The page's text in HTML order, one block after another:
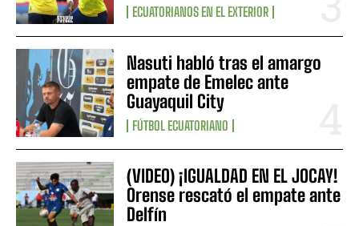
ECUATORIANOS EN EL EXTERIOR
Nasuti habló tras el amargo
empate de Emelec ante
Guayaquil City
FÚTBOL ECUATORIANO
(VIDEO) ¡IGUALDAD EN EL JOCAY!
Orense rescató el empate ante
Delfín